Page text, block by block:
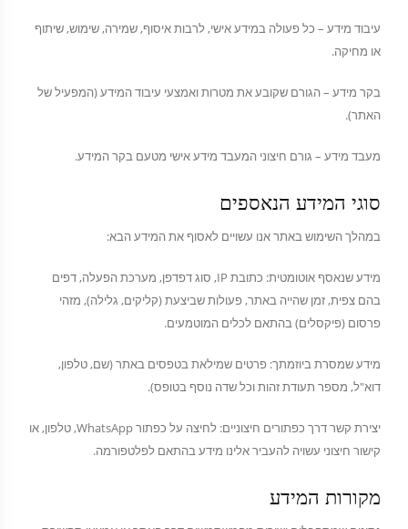
עיבוד מידע – כל פעולה במידע אישי, לרבות איסוף, שמירה, שימוש, שיתוף
או מחיקה.
בקר מידע – הגורם שקובע את מטרות ואמצעי עיבוד המידע (המפעיל של
האתר).
מעבד מידע – גורם חיצוני המעבד מידע אישי מטעם בקר המידע.
סוגי המידע הנאספים
במהלך השימוש באתר אנו עשויים לאסוף את המידע הבא:
מידע שנאסף אוטומטית: כתובת IP, סוג דפדפן, מערכת הפעלה, דפים
בהם צפית, זמן שהייה באתר, פעולות שביצעת (קליקים, גלילה), מזהי
פרסום (פיקסלים) בהתאם לכלים המוטמעים.
מידע שמסרת ביוזמתך: פרטים שמילאת בטפסים באתר (שם, טלפון,
דוא"ל, מספר תעודת זהות וכל שדה נוסף בטופס).
יצירת קשר דרך כפתורים חיצוניים: לחיצה על כפתור WhatsApp, טלפון, או
קישור חיצוני עשויה להעביר אלינו מידע בהתאם לפלטפורמה.
מקורות המידע